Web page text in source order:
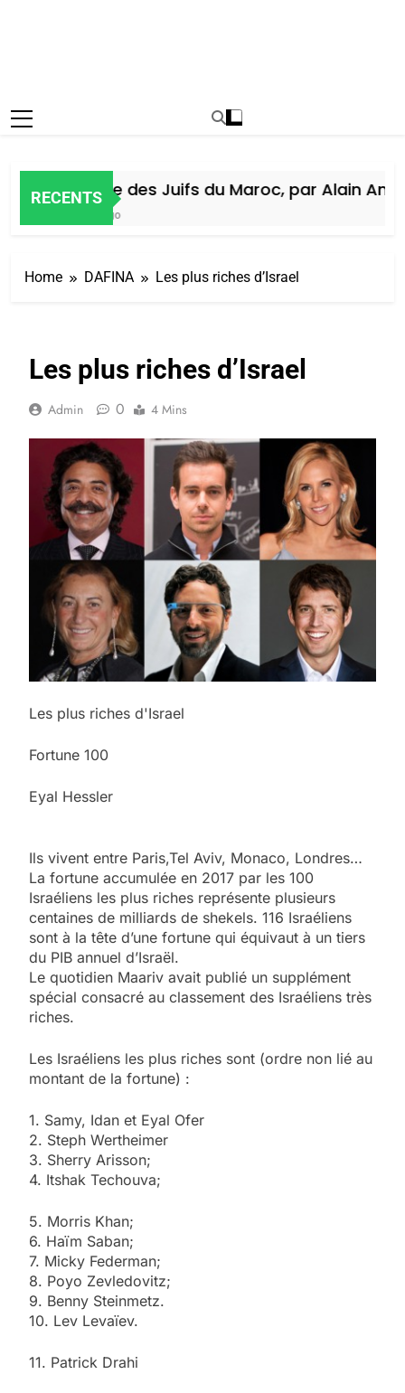
RECENTS
Histoire des Juifs du Maroc, par Alain Amiel
Home DAFINA Les plus riches d’Israel
Les plus riches d’Israel
Admin 0 4 Mins
Les plus riches d'Israel
Fortune 100
Eyal Hessler
Ils vivent entre Paris,Tel Aviv, Monaco, Londres…
La fortune accumulée en 2017 par les 100
Israéliens les plus riches représente plusieurs
centaines de milliards de shekels. 116 Israéliens
sont à la tête d’une fortune qui équivaut à un tiers
du PIB annuel d’Israël.
Le quotidien Maariv avait publié un supplément
spécial consacré au classement des Israéliens très
riches.
Les Israéliens les plus riches sont (ordre non lié au
montant de la fortune) :
1. Samy, Idan et Eyal Ofer
2. Steph Wertheimer
3. Sherry Arisson;
4. Itshak Techouva;
5. Morris Khan;
6. Haïm Saban;
7. Micky Federman;
8. Poyo Zevledovitz;
9. Benny Steinmetz.
10. Lev Levaïev.
11. Patrick Drahi